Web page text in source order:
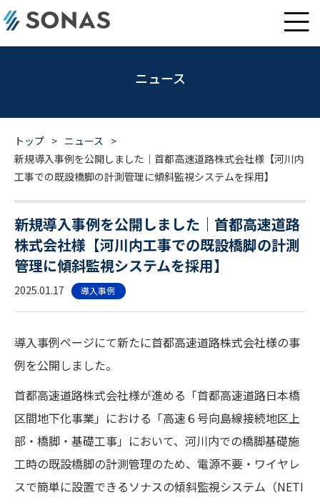
ニュース
トップ > ニュース >
新規導入事例を公開しました｜首都高速道路株式会社様【河川内
工事での既設橋脚の計測管理に傾斜監視システムを採用】
新規導入事例を公開しました｜首都高速道路
株式会社様【河川内工事での既設橋脚の計測
管理に傾斜監視システムを採用】
2025.01.17 導入事例
導入事例ページにて新たに首都高速道路株式会社様の事
例を公開しました。
首都高速道路株式会社様が進める「首都高速道路日本橋
区間地下化事業」における「高速６号向島線接続地区上
部・橋脚・基礎工事」において、河川内での橋脚基礎施
工時の既設橋脚の計測管理のため、電源不要・ワイヤレ
スで簡単に設置できるソナスの傾斜監視システム（NETI